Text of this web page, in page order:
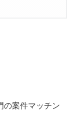
の案件マッチン